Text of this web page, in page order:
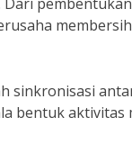
sinkronisasi
bentuk aktivitas